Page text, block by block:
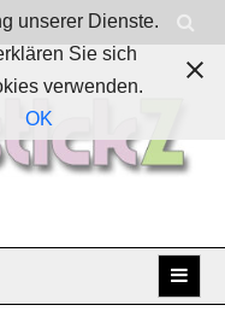
unserer Dienste.
Sie sich
verwenden.
OK